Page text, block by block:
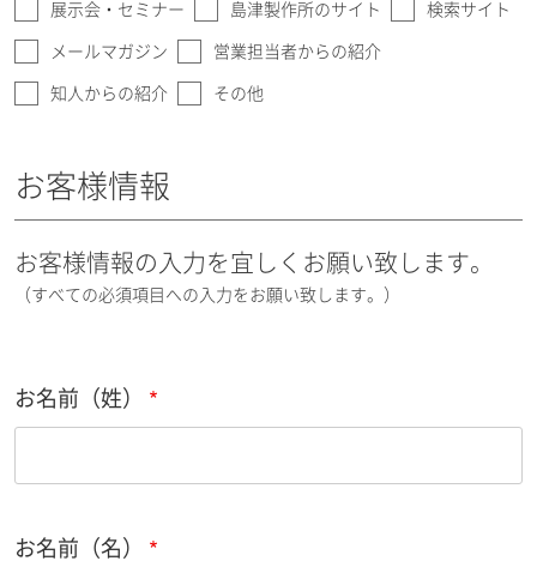
展示会・セミナー 島津製作所のサイト 検索サイト
メールマガジン 営業担当者からの紹介
知人からの紹介 その他
お客様情報
お客様情報の入力を宜しくお願い致します。
（すべての必須項目への入力をお願い致します。）
お名前（姓）
お名前（名）